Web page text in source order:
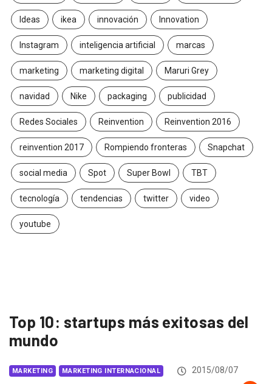
Ideas ikea innovación Innovation
Instagram inteligencia artificial marcas
marketing marketing digital Maruri Grey
navidad Nike packaging publicidad
Redes Sociales Reinvention Reinvention 2016
reinvention 2017 Rompiendo fronteras Snapchat
social media Spot Super Bowl TBT
tecnología tendencias twitter video
youtube
Top 10: startups más exitosas del
mundo
MARKETING MARKETING INTERNACIONAL
2015/08/07